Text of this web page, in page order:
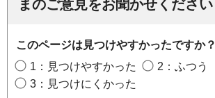
まのご意見をお聞かせください
このページは見つけやすかったですか？
1：見つけやすかった
2：ふつう
3：見つけにくかった